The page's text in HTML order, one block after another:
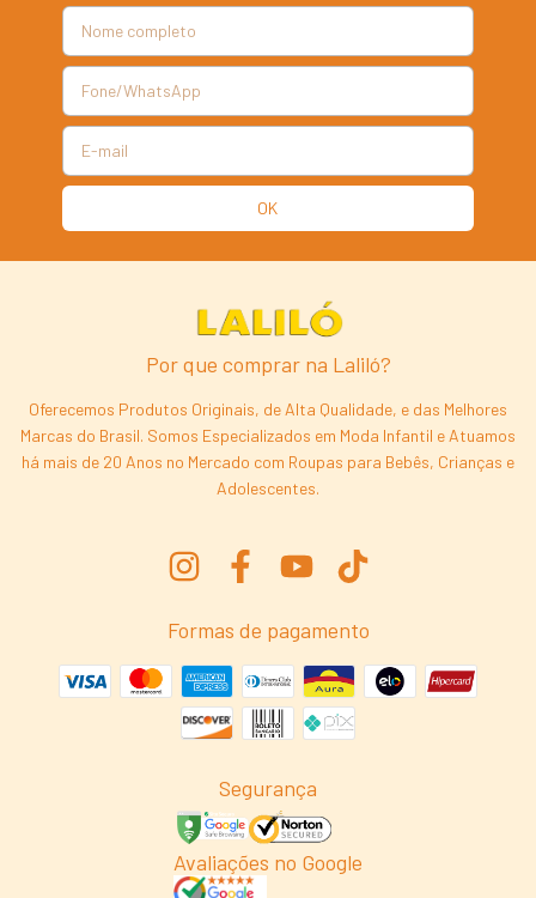
Por que comprar na Laliló?
Oferecemos Produtos Originais, de Alta Qualidade, e das Melhores
Marcas do Brasil. Somos Especializados em Moda Infantil e Atuamos
há mais de 20 Anos no Mercado com Roupas para Bebês, Crianças e
Adolescentes.
Formas de pagamento
Segurança
Avaliações no Google